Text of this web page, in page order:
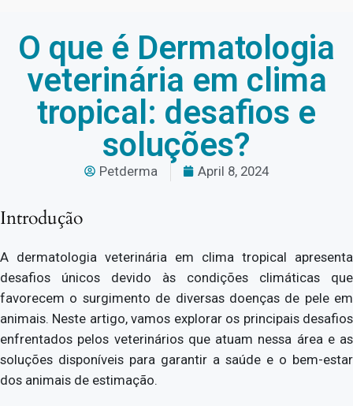
O que é Dermatologia
veterinária em clima
tropical: desafios e
soluções?
Petderma April 8, 2024
Introdução
A dermatologia veterinária em clima tropical apresenta
desafios únicos devido às condições climáticas que
favorecem o surgimento de diversas doenças de pele em
animais. Neste artigo, vamos explorar os principais desafios
enfrentados pelos veterinários que atuam nessa área e as
soluções disponíveis para garantir a saúde e o bem-estar
dos animais de estimação.